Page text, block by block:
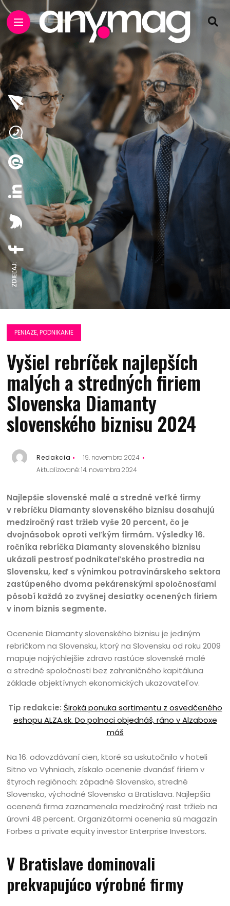
ZDIEĽAJ:
PENIAZE, PODNIKANIE
Vyšiel rebríček najlepších
malých a stredných firiem
Slovenska Diamanty
slovenského biznisu 2024
Redakcia
19. novembra 2024
Aktualizované: 14. novembra 2024
Najlepšie slovenské malé a stredné veľké firmy
v rebríčku Diamanty slovenského biznisu dosahujú
medziročný rast tržieb vyše 20 percent, čo je
dvojnásobok oproti veľkým firmám.Výsledky 16.
ročníka rebríčka Diamanty slovenského biznisu
ukázali pestrosť podnikateľského prostredia na
Slovensku, keď s výnimkou potravinárskeho sektora
zastúpeného dvoma pekárenskými spoločnosťami
pôsobí každá zo zvyšnej desiatky ocenených firiem
v inom biznis segmente.
Ocenenie Diamanty slovenského biznisu je jediným
rebríčkom na Slovensku, ktorý na Slovensku od roku 2009
mapuje najrýchlejšie zdravo rastúce slovenské malé
a stredné spoločnosti bez zahraničného kapitáluna
základe objektívnych ekonomických ukazovateľov.
Tip redakcie: Široká ponuka sortimentu z osvedčeného
eshopu ALZA.sk. Do polnoci objednáš, ráno v Alzaboxe
máš
Na 16. odovzdávaní cien, ktoré sa uskutočnilo v hoteli
Sitno vo Vyhniach, získalo ocenenie dvanásť firiem v
štyroch regiónoch: západné Slovensko, stredné
Slovensko, východné Slovensko a Bratislava. Najlepšia
ocenená firma zaznamenala medziročný rast tržieb na
úrovni 48 percent. Organizátormi ocenenia sú magazín
Forbes a private equity investor Enterprise Investors.
V Bratislave dominovali
prekvapujúco výrobné firmy